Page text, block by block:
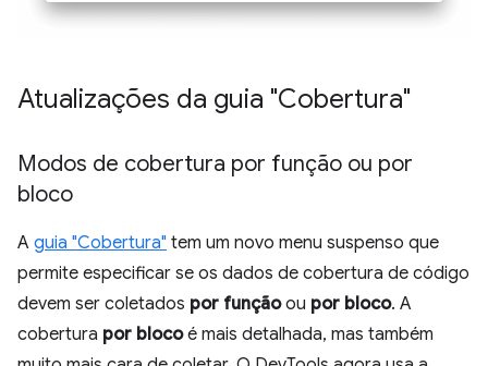
Atualizações da guia "Cobertura"
Modos de cobertura por função ou por
bloco
A guia "Cobertura" tem um novo menu suspenso que
permite especificar se os dados de cobertura de código
devem ser coletados por funçãoou por bloco. A
cobertura por blocoé mais detalhada, mas também